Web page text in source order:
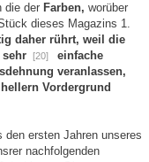
die der Farben, worüber
dieses Magazins 1.
daher rührt, weil die
sehr
[20]
einfache
veranlassen,
Vordergrund
den ersten Jahren unseres
nachfolgenden